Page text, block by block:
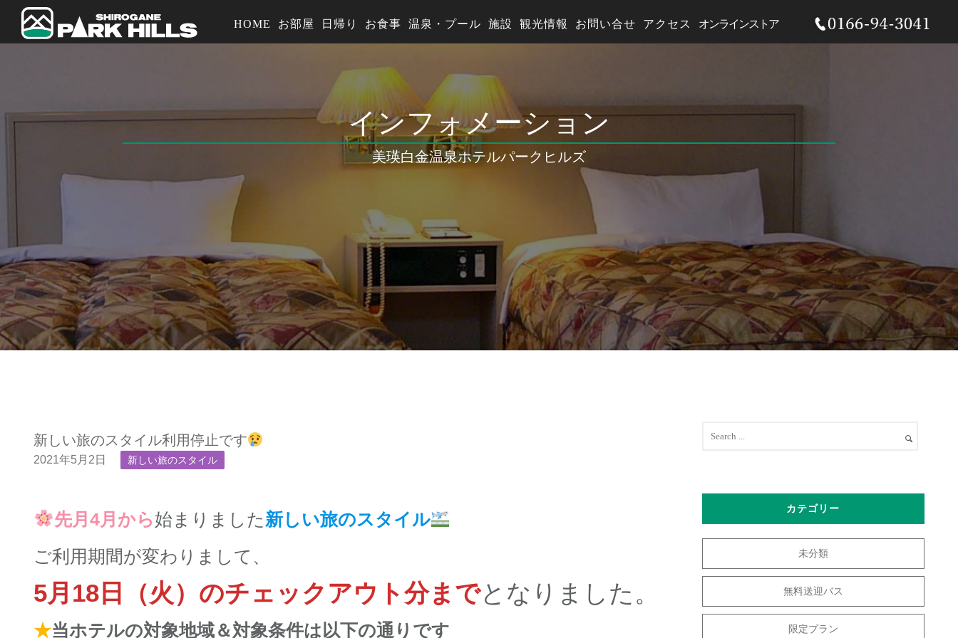
インフォメーション
美瑛白金温泉ホテルパークヒルズ
HOME お部屋 日帰り お食事 温泉・プール 施設 観光情報 お問い合せ アクセス オンラインストア
新しい旅のスタイル利用停止です
2021年5月2日 新しい旅のスタイル
先月4月から始まりました新しい旅のスタイル
ご利用期間が変わりまして、
5月18日（火）のチェックアウト分までとなりました。
★当ホテルの対象地域＆対象条件は以下の通りです
カテゴリー
未分類
無料送迎バス
限定プラン